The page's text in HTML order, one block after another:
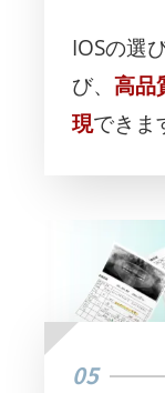
IOSの選
び、高品
現できま
05